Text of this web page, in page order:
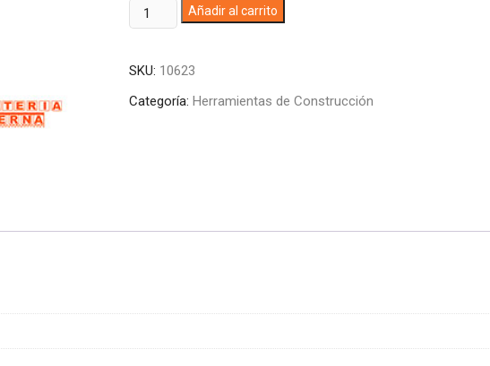
BICHIROQUE
(AMARRADORES)
Añadir al carrito
SKU: 10623
Categoría: Herramientas de Construcción